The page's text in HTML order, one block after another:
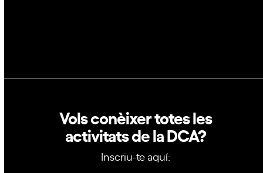
Vols conèixer totes les
activitats de la DCA?
Inscriu-te aquí: